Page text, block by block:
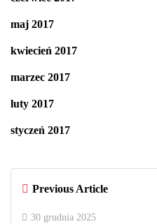
maj 2017
kwiecień 2017
marzec 2017
luty 2017
styczeń 2017
Previous Article
30 grudnia 2025